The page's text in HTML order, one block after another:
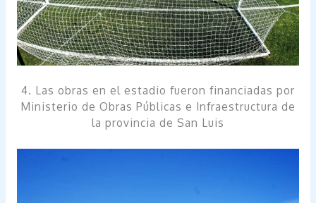
4. Las obras en el estadio fueron financiadas por
Ministerio de Obras Públicas e Infraestructura de
la provincia de San Luis